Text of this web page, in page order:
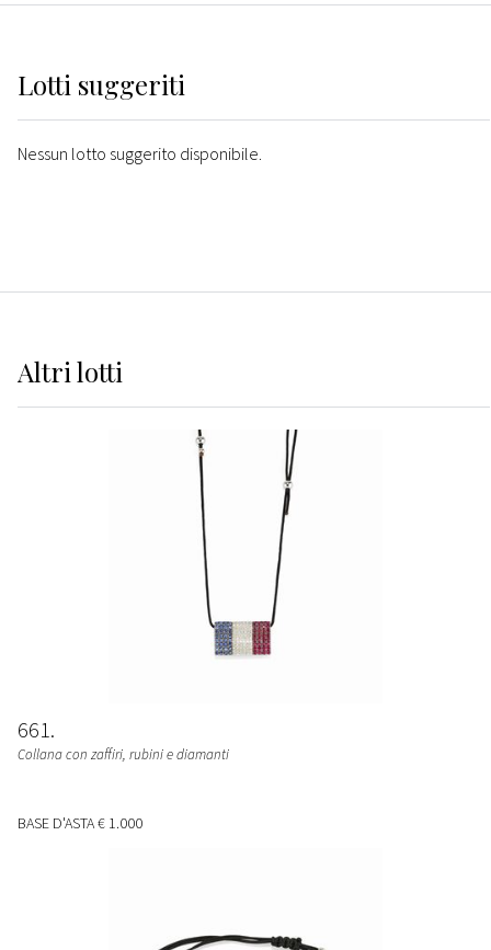
Lotti suggeriti
Nessun lotto suggerito disponibile.
Altrilotti
661
Collana con zaffiri, rubini e diamanti
BASE D'ASTA€ 1.000